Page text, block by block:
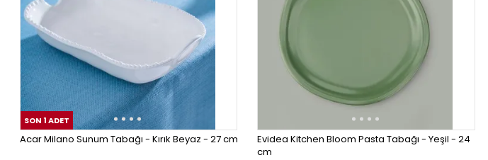
SON 1 ADET
Acar Milano Sunum Tabağı - Kırık Beyaz - 27 cm
Evidea Kitchen Bloom Pasta Tabağı - Yeşil - 24
cm